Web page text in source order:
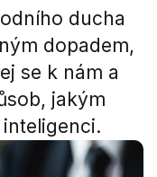
ducha
dopadem,
se k nám a
jakým